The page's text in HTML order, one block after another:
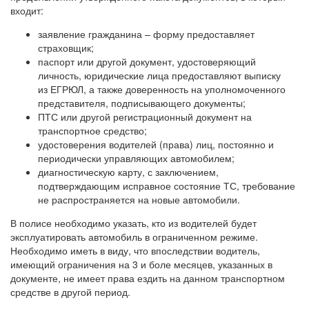
входит:
заявление гражданина – форму предоставляет
страховщик;
паспорт или другой документ, удостоверяющий
личность, юридические лица предоставляют выписку
из ЕГРЮЛ, а также доверенность на уполномоченного
представителя, подписывающего документы;
ПТС или другой регистрационный документ на
транспортное средство;
удостоверения водителей (права) лиц, постоянно и
периодически управляющих автомобилем;
диагностическую карту, с заключением,
подтверждающим исправное состояние ТС, требование
не распространяется на новые автомобили.
В полисе необходимо указать, кто из водителей будет
эксплуатировать автомобиль в ограниченном режиме.
Необходимо иметь в виду, что впоследствии водитель,
имеющий ограничения на 3 и боле месяцев, указанных в
документе, не имеет права ездить на данном транспортном
средстве в другой период.